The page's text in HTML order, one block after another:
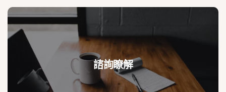
諮詢瞭解